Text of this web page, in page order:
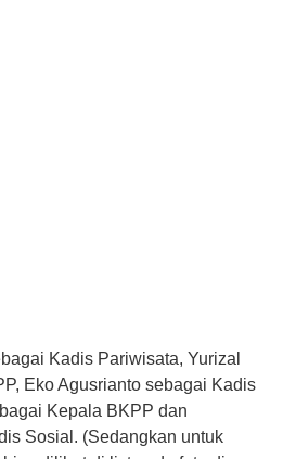
Kadis Pariwisata, Yurizal
Eko Agusrianto sebagai Kadis
Kepala BKPP dan
Sosial. (Sedangkan untuk